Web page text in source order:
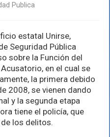
Publica
estatal Unirse,
Seguridad Pública
sobre la Función del
en el cual se
la primera debido
2008, se vienen dando
y la segunda etapa
tiene el policía, que
los delitos.